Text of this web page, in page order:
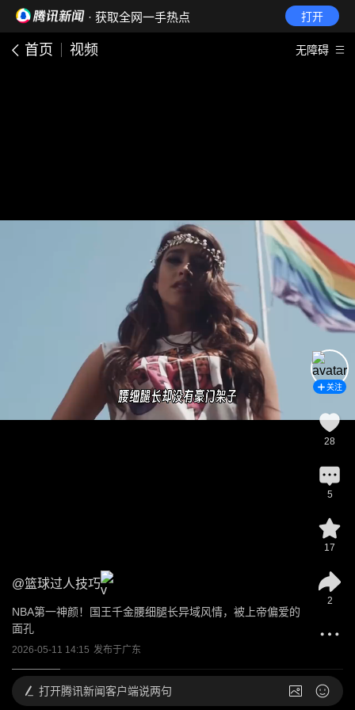
· 获取全网一手热点 打开
首页 视频 无障碍
@篮球过人技巧
NBA第一神颜！国王千金腰细腿长异域风情，被上帝偏爱的
面孔
2026-05-11 14:15 发布于广东
关注
28
5
17
2
打开腾讯新闻客户端说两句